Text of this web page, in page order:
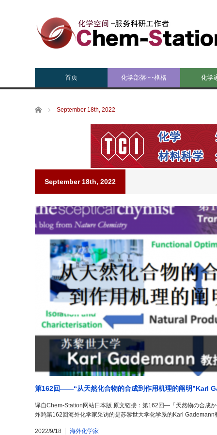
首页 化学部落~~格格 化学
Home September 18th, 2022
September 18th, 2022
第162回——“从天然化合物的合成到作用机理的阐明”Karl
译自Chem-Station网站日本版 原文链接：第162回―「天然物の合成
炸鸡第162回海外化学家采访的是苏黎世大学化学系的Karl
2022/9/18 海外化学家